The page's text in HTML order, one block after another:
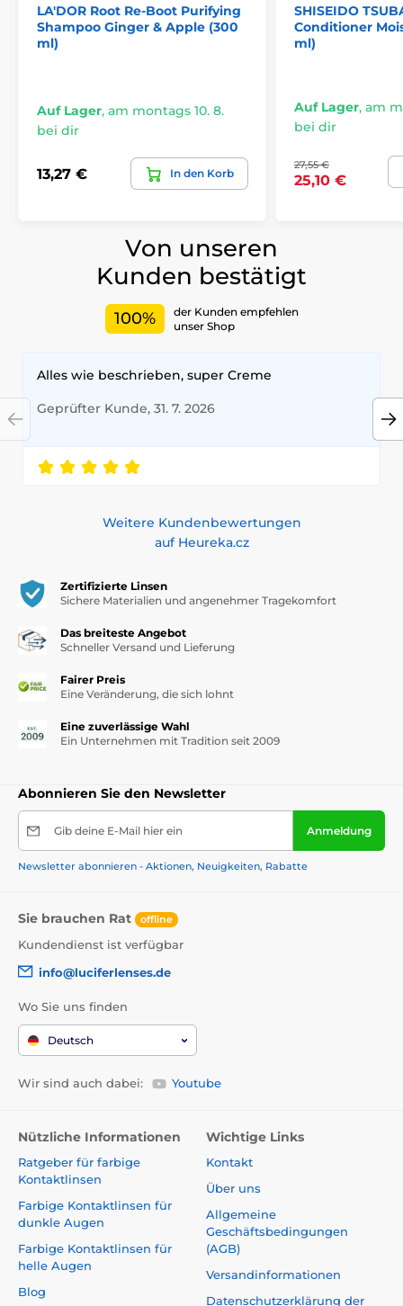
LA'DOR Root Re-Boot Purifying
Shampoo Ginger & Apple (300
ml)
Auf Lager, am montags 10. 8.
bei dir
13,27 € In den Korb
SHISEIDO
Conditioner
ml)
Auf Lager, am
bei dir
27,55 €
25,10 €
Von unseren
Kunden bestätigt
100%
der Kunden empfehlen
unser Shop
Alles wie beschrieben, super Creme
Geprüfter Kunde, 31. 7. 2026
Weitere Kundenbewertungen
auf Heureka.cz
Zertifizierte Linsen
Sichere Materialien und angenehmer Tragekomfort
Das breiteste Angebot
Schneller Versand und Lieferung
Fairer Preis
Eine Veränderung, die sich lohnt
Eine zuverlässige Wahl
Ein Unternehmen mit Tradition seit 2009
Abonnieren Sie den Newsletter
Gib deine E-Mail hier ein Anmeldung
Newsletter abonnieren - Aktionen, Neuigkeiten, Rabatte
Sie brauchen Rat offline
Kundendienst ist verfügbar
info@luciferlenses.de
Wo Sie uns finden
Deutsch
Wir sind auch dabei: Youtube
Nützliche Informationen
Ratgeber für farbige
Kontaktlinsen
Farbige Kontaktlinsen für
dunkle Augen
Farbige Kontaktlinsen für
helle Augen
Blog
Wichtige Links
Kontakt
Über uns
Allgemeine
Geschäftsbedingungen
(AGB)
Versandinformationen
Datenschutzerklärung der